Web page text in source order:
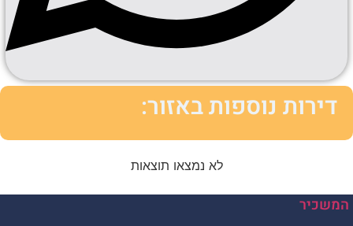
דירות נוספות באזור:
לא נמצאו תוצאות
המשכיר